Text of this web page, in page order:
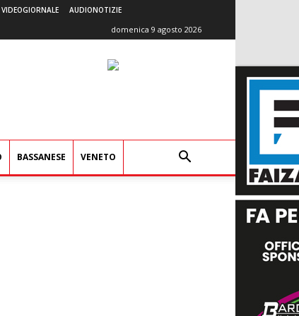
VIDEOGIORNALE AUDIONOTIZIE
domenica 9 agosto 2026
BASSANESE VENETO